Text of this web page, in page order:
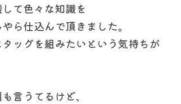
て色々な知識を
ら仕込んで頂きました。
ッグを組みたいという気持ちが
言うてるけど、